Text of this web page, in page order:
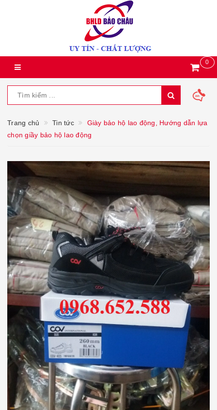
0
Trang chủ Tin tức
Giày bảo hộ lao động, Hướng dẫn lựa
chọn giầy bảo hộ lao động